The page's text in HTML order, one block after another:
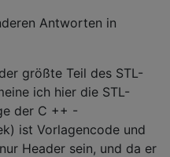
Antworten in
größte Teil des STL-
ich hier die STL-
der C ++ -
ist Vorlagencode und
Header sein, und da er